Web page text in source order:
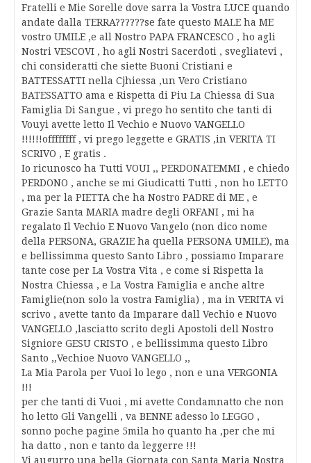
Fratelli e Mie Sorelle dove sarra la Vostra LUCE quando
andate dalla TERRA??????se fate questo MALE ha ME
vostro UMILE ,e all Nostro PAPA FRANCESCO , ho agli
Nostri VESCOVI , ho agli Nostri Sacerdoti , svegliatevi ,
chi consideratti che siette Buoni Cristiani e
BATTESSATTI nella Cjhiessa ,un Vero Cristiano
BATESSATTO ama e Rispetta di Piu La Chiessa di Sua
Famiglia Di Sangue , vi prego ho sentito che tanti di
Vouyi avette letto Il Vechio e Nuovo VANGELLO
!!!!!!offffffff , vi prego leggette e GRATIS ,in VERITA TI
SCRIVO , E gratis .
Io ricunosco ha Tutti VOUI ,, PERDONATEMMI , e chiedo
PERDONO , anche se mi Giudicatti Tutti , non ho LETTO
, ma per la PIETTA che ha Nostro PADRE di ME , e
Grazie Santa MARIA madre degli ORFANI , mi ha
regalato Il Vechio E Nuovo Vangelo (non dico nome
della PERSONA, GRAZIE ha quella PERSONA UMILE), ma
e bellissimma questo Santo Libro , possiamo Imparare
tante cose per La Vostra Vita , e come si Rispetta la
Nostra Chiessa , e La Vostra Famiglia e anche altre
Famiglie(non solo la vostra Famiglia) , ma in VERITA vi
scrivo , avette tanto da Imparare dall Vechio e Nuovo
VANGELLO ,lasciatto scrito degli Apostoli dell Nostro
Signiore GESU CRISTO , e bellissimma questo Libro
Santo ,,Vechioe Nuovo VANGELLO ,,
La Mia Parola per Vuoi lo lego , non e una VERGONIA
!!!
per che tanti di Vuoi , mi avette Condamnatto che non
ho letto Gli Vangelli , va BENNE adesso lo LEGGO ,
sonno poche pagine 5mila ho quanto ha ,per che mi
ha datto , non e tanto da leggerre !!!
Vi augurro una bella Giornata con Santa Maria Nostra